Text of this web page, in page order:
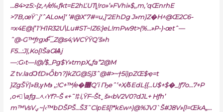
…84>z5:•{z,^/e‰ƒkt=E2hĽUT|̯!ro»’»FVhi»$,‚m‚’qŒnrhE
>7B‚œŸ`j‘ˆALoм]‘ ’#@X‘7#=u,]‘2EhDg J»m)Z�H^@Œ2C6-
=x4E@{’1‘H1R32U\Lu#ST~IZ6:}eL!mPw9t>(%…»P-)•œtˆ—
ˆ@•G™ƒrgxF͠_Z@s4;WCŸŸQ’š»h
F5…:J|‚Ko[IŠaGѨj
—:G›t—I@/$_Pg$Y»tmpX„ƒa”2@M
Z tv.ladϽƭD»Ȫbר?}kZG@Sj3ˆ@#>~†5i)pZŒ$ҿ=t
}ZgŠŸ|»B,
γM϶ ‚;!C+™/e�޶Q’i Ҧeˆ’+X/δEdL{{…U$+$�_!ƒ7o…7+P
,o+𿭰\aƒg…^.‹Yf?–Š «+˜!‡i‚ŸF–Štˬš»‹bV2V0?dJL+ Hƒh’
m™VsVؠ~|‹™bDŠPŠ…Š3˜ClpEš[!*kԐw^)@%JVJ`Š#J8V»[l=ŒkA„…